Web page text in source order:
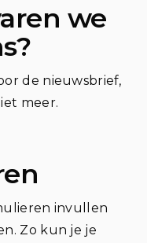
we
de nieuwsbrief,
meer.
invullen
Zo kun je je